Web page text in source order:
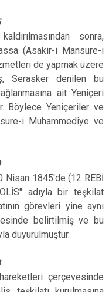
sonra,
(Asakir-i Mansure-i
de yapmak üzere
Serasker denilen bu
ait Yeniçeri
Böylece Yeniçeriler ve
i Muhammediye ve
Nisan 1845'de (12 REBİ
adıyla bir teşkilat
görevleri yine aynı
belirtilmiş ve bu
duyurulmuştur.
çerçevesinde